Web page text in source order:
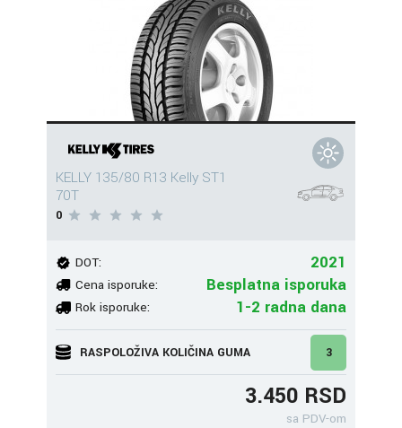
KELLY 135/80 R13 Kelly ST1
70T
0
DOT: 2021
Cena isporuke: Besplatna isporuka
Rok isporuke: 1-2 radna dana
RASPOLOŽIVA KOLIČINA GUMA 3
3.450 RSD
sa PDV-om